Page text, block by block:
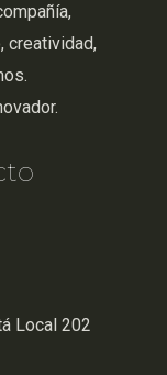
creatividad,
Local 202